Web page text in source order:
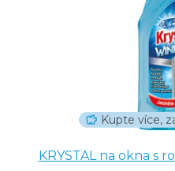
Kupte více,
KRYSTAL na okna s